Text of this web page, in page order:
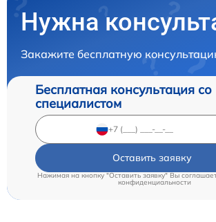
Нужна
Закажите бесплатную
Бесплатная консультация со
специалистом
Оставить заявку
Нажимая на кнопку "Оставить заявку" Вы
конфиденциальности